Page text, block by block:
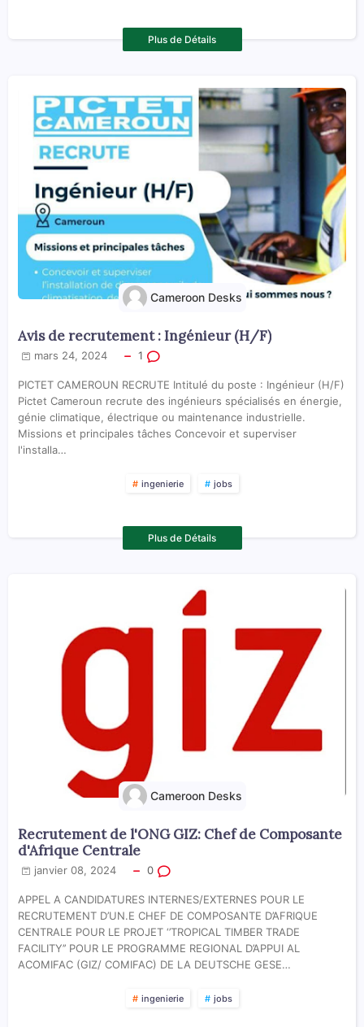
Plus de Détails
Avis de recrutement : Ingénieur (H/F)
mars 24, 2024 1
PICTET CAMEROUN RECRUTE Intitulé du poste : Ingénieur (H/F)
Pictet Cameroun recrute des ingénieurs spécialisés en énergie,
génie climatique, électrique ou maintenance industrielle.
Missions et principales tâches Concevoir et superviser
l'installa…
ingenierie jobs
Cameroon Desks
Plus de Détails
Recrutement de l'ONG GIZ: Chef de Composante
d'Afrique Centrale
janvier 08, 2024 0
APPEL A CANDIDATURES INTERNES/EXTERNES POUR LE
RECRUTEMENT D’UN.E CHEF DE COMPOSANTE D’AFRIQUE
CENTRALE POUR LE PROJET ‘’TROPICAL TIMBER TRADE
FACILITY’’ POUR LE PROGRAMME REGIONAL D’APPUI AL
ACOMIFAC (GIZ/ COMIFAC) DE LA DEUTSCHE GESE…
ingenierie jobs
Cameroon Desks